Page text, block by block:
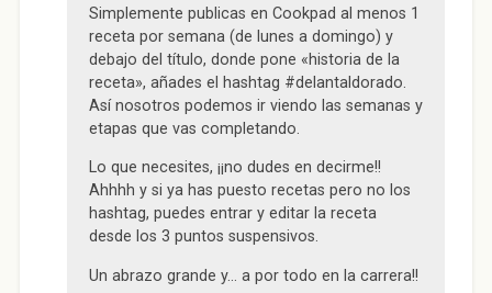
Simplemente publicas en Cookpad al menos 1
receta por semana (de lunes a domingo) y
debajo del título, donde pone «historia de la
receta», añades el hashtag #delantaldorado.
Así nosotros podemos ir viendo las semanas y
etapas que vas completando.
Lo que necesites, ¡¡no dudes en decirme!!
Ahhhh y si ya has puesto recetas pero no los
hashtag, puedes entrar y editar la receta
desde los 3 puntos suspensivos.
Un abrazo grande y… a por todo en la carrera!!